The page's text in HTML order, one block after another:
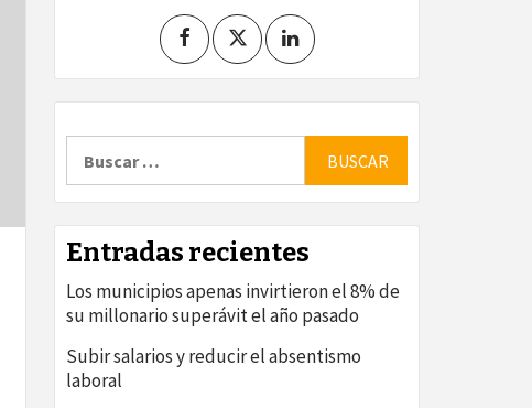
Entradas recientes
Los municipios apenas invirtieron el 8% de
su millonario superávit el año pasado
Subir salarios y reducir el absentismo
laboral